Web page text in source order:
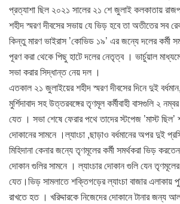
প্রত্যাশা ছিল ২০২১ সালের ২১ শে জুলাই কলকাতায়
শহীদ স্মরণ দীবসের সভায় যে ভিড় হবে তা অতীতের সব
কিন্তু মারণ ভাইরাস ’কোভিড ১৯’ এর জন্যে দলের কর্মী
পূরণ করা থেকে পিছু হাটে দলের নেতৃত্ব । ভার্চুয়াল
সভা করার সিদ্ধান্ত নেয় দল ।
এতকাল ২১ জুলাইয়ের শহীদ স্মরণ দীবসের দিনে দুই
মুর্শিদাবাদ সহ উত্তরবঙ্গের তৃণমূল কর্মীবাহী বাসগুলি ২
যেত । সভা শেষে ফেরার পথে তাদের স্টপেজ ’মাস্ট ছিল’
দোকানের সামনে ।ল্যাংচা ,ছাড়াও বর্ধমানের অপর দুই
মিহিদানা কেনার জন্যে তৃণমূলের কর্মী সমর্থকরা ভিড়
দোকান গুলির সামনে । ল্যাংচার দোকান গুলি যেন
যেত।ভিড় সামলাতে শক্তিগড়ের ল্যাংচা বাজার এলাকায়
রাখতে হত । খরিদ্দারকে নিজেদের দোকানে টানার জন্য